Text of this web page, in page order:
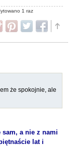
1 raz
że spokojnie, ale
sam, a nie z nami
lat i